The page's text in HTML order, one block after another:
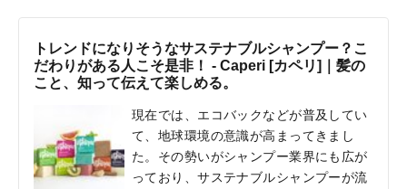
トレンドになりそうなサステナブルシャンプー？こ
だわりがある人こそ是非！ - Caperi [カペリ]｜髪の
こと、知って伝えて楽しめる。
現在では、エコバックなどが普及してい
て、地球環境の意識が高まってきまし
た。その勢いがシャンプー業界にも広が
っており、サステナブルシャンプーが流